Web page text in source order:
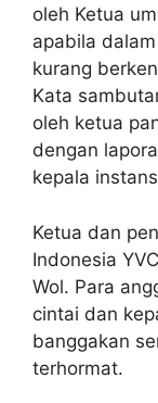
oleh Ketua
apabila
kurang
Kata
oleh ketua
dengan
kepala
Ketua dan
Indonesia
Wol. Para
cintai dan
banggakan
terhormat.